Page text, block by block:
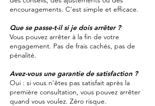
encouragements. C'est simple et efficace.
Que se passe-t-il si je dois arrêter ?
Vous pouvez arrêter à la fin de votre
engagement. Pas de frais cachés, pas de
pénalité.
Avez-vous une garantie de satisfaction ?
Oui : si vous n'êtes pas satisfait après la
première consultation, vous pouvez arrêter
quand vous voulez. Zéro risque.